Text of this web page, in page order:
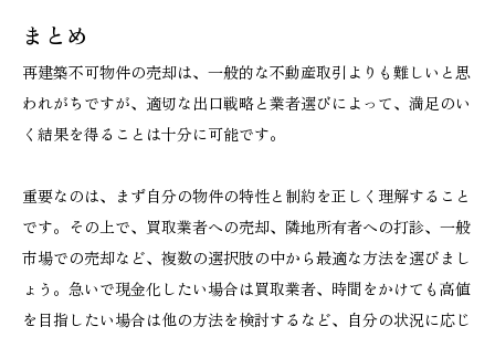
まとめ
再建築不可物件の売却は、一般的な不動産取引よりも難しいと思
われがちですが、適切な出口戦略と業者選びによって、満足のい
く結果を得ることは十分に可能です。
重要なのは、まず自分の物件の特性と制約を正しく理解すること
です。その上で、買取業者への売却、隣地所有者への打診、一般
市場での売却など、複数の選択肢の中から最適な方法を選びまし
ょう。急いで現金化したい場合は買取業者、時間をかけても高値
を目指したい場合は他の方法を検討するなど、自分の状況に応じ